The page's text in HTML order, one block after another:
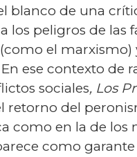
blanco de una
los peligros de las
el marxismo)
ese contexto de
sociales, Los
retorno del
como en la de los
como